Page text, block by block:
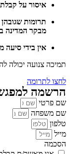
איסור על
מבקר המדינה
אין בידי סיעה מקומית
תמיכה צנועה יכולה
לחצו לתרומה
הרשמה
שם פרטי
שם משפחה
טלפון
מייל
הסכמה